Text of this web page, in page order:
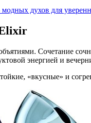
духов для
Сочетание
энергией и
«вкусные» и